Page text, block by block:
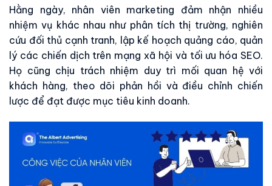
Hằng ngày, nhân viên marketing đảm nhận nhiều
nhiệm vụ khác nhau như phân tích thị trường, nghiên
cứu đối thủ cạnh tranh, lập kế hoạch quảng cáo, quản
lý các chiến dịch trên mạng xã hội và tối ưu hóa SEO.
Họ cũng chịu trách nhiệm duy trì mối quan hệ với
khách hàng, theo dõi phản hồi và điều chỉnh chiến
lược để đạt được mục tiêu kinh doanh.